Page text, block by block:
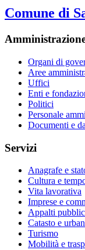
Comune di
Organi di
Aree
Uffici
Enti e
Politici
Personale
Documenti e
Servizi
Anagrafe e
Cultura e
Vita lavorativa
Imprese e
Appalti
Catasto e
Turismo
Mobilità e